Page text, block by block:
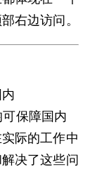
右边访问。
保障国内
际的工作中
决了这些问